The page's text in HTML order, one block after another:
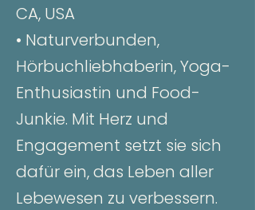
CA, USA
• Naturverbunden,
Hörbuchliebhaberin, Yoga-
Enthusiastin und Food-
Junkie. Mit Herz und
Engagement setzt sie sich
dafür ein, das Leben aller
Lebewesen zu verbessern.